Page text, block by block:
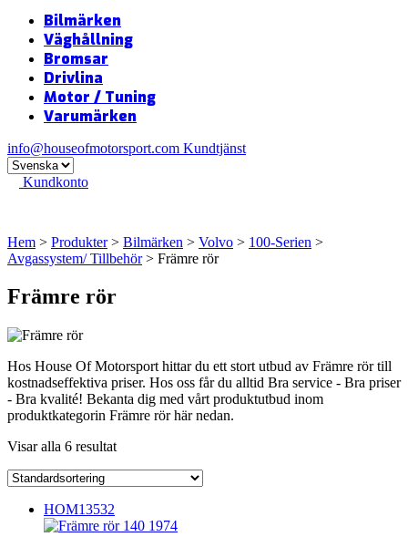
Bilmärken
Väghållning
Bromsar
Drivlina
Motor / Tuning
Varumärken
info@houseofmotorsport.com Kundtjänst
Kundkonto
Hem > Produkter> Bilmärken > Volvo > 100-Serien >
Avgassystem/ Tillbehör> Främre rör
Främre rör
Hos House Of Motorsport hittar du ett stort utbud av Främre rör till
kostnadseffektiva priser. Hos oss får du alltid Bra service - Bra priser
- Bra kvalité! Bekanta dig med vårt produktutbud inom
produktkategorin Främre rör här nedan.
Visar alla 6 resultat
HOM13532